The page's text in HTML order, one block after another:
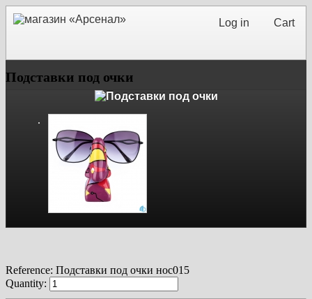
Cart
Log in
Подставки под очки
Reference: Подставки под очки нос015
Quantity: